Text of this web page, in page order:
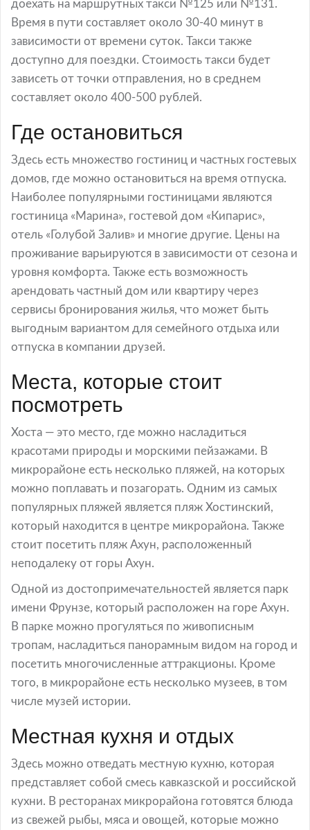
доехать на маршрутных такси №125 или №131.
Время в пути составляет около 30-40 минут в
зависимости от времени суток. Такси также
доступно для поездки. Стоимость такси будет
зависеть от точки отправления, но в среднем
составляет около 400-500 рублей.
Где остановиться
Здесь есть множество гостиниц и частных гостевых
домов, где можно остановиться на время отпуска.
Наиболее популярными гостиницами являются
гостиница «Марина», гостевой дом «Кипарис»,
отель «Голубой Залив» и многие другие. Цены на
проживание варьируются в зависимости от сезона и
уровня комфорта. Также есть возможность
арендовать частный дом или квартиру через
сервисы бронирования жилья, что может быть
выгодным вариантом для семейного отдыха или
отпуска в компании друзей.
Места, которые стоит
посмотреть
Хоста — это место, где можно насладиться
красотами природы и морскими пейзажами. В
микрорайоне есть несколько пляжей, на которых
можно поплавать и позагорать. Одним из самых
популярных пляжей является пляж Хостинский,
который находится в центре микрорайона. Также
стоит посетить пляж Ахун, расположенный
неподалеку от горы Ахун.
Одной из достопримечательностей является парк
имени Фрунзе, который расположен на горе Ахун.
В парке можно прогуляться по живописным
тропам, насладиться панорамным видом на город и
посетить многочисленные аттракционы. Кроме
того, в микрорайоне есть несколько музеев, в том
числе музей истории.
Местная кухня и отдых
Здесь можно отведать местную кухню, которая
представляет собой смесь кавказской и российской
кухни. В ресторанах микрорайона готовятся блюда
из свежей рыбы, мяса и овощей, которые можно